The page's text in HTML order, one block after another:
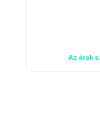
Az árak